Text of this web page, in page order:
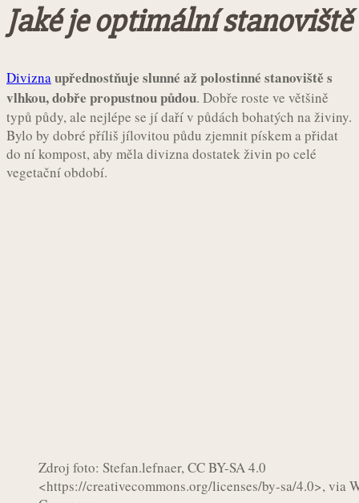
Jaké je optimální stanoviště
Diviznaupřednostňuje slunné až polostinné stanoviště s
vlhkou, dobře propustnou půdou. Dobře roste ve většině
typů půdy, ale nejlépe se jí daří v půdách bohatých na živiny.
Bylo by dobré příliš jílovitou půdu zjemnit pískem a přidat
do ní kompost, aby měla divizna dostatek živin po celé
vegetační období.
Zdroj foto: Stefan.lefnaer, CC BY-SA 4.0
<https://creativecommons.org/licenses/by-sa/4.0>, via